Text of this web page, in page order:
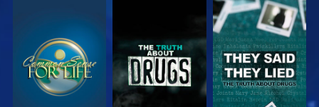
VEJA VEJA VEJA